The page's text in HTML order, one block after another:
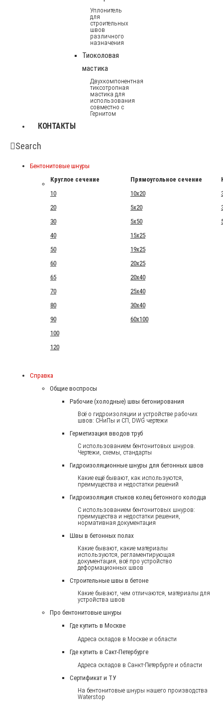
Уплонитель
для
строительных
швов
различного
назначения
Тиоколовая
мастика
Двухкомпонентная
тиксотропная
мастика для
использования
совместно с
Гернитом
КОНТАКТЫ
Search
Бентонитовые шнуры
Круглое сечение
Прямоугольное сечение
10
10x20
20
5x20
30
5x50
40
15x25
50
19x25
60
20x25
65
20x40
70
25x40
80
30x40
90
60x100
100
120
Справка
Общие воспросы
Рабочие (холодные) швы бетонирования
Всё о гидроизоляции и устройстве рабочих
швов: СНиПы и СП, DWG чертежи
Герметизация вводов труб
С использованием бентонитовых шнуров.
Чертежи, схемы, стандарты
Гидроизоляционные шнуры для бетонных швов
Какие ещё бывают, как используются,
преимущества и недостатки решений
Гидроизоляция стыков колец бетонного колодца
С использованием бентонитовых шнуров:
преимущества и недостатки решения,
нормативная документация
Швы в бетонных полах
Какие бывают, какие материалы
используются, регламентирующая
документация, всё про устройство
деформационных швов
Строительные швы в бетоне
Какие бывают, чем отличаются, материалы для
устройства швов
Про бентонитовые шнуры
Где купить в Москве
Адреса складов в Москве и области
Где купить в Сакт-Петербурге
Адреса складов в Санкт-Петербурге и области
Сертификат и ТУ
На бентонитовые шнуры нашего производства
Waterstop